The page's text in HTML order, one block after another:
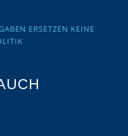
ERSETZEN KEINE